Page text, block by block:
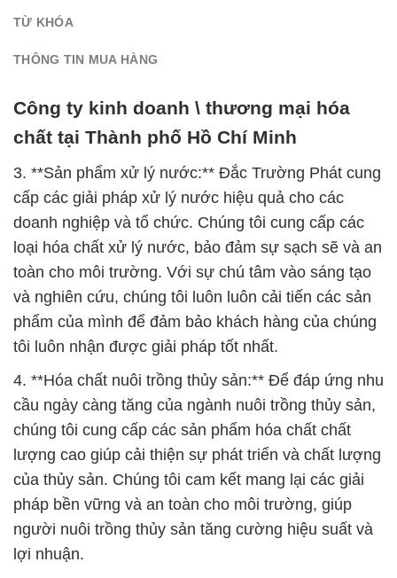
TỪ KHÓA
THÔNG TIN MUA HÀNG
Công ty kinh doanh \ thương mại hóa
chất tại Thành phố Hồ Chí Minh
3. **Sản phẩm xử lý nước:** Đắc Trường Phát cung
cấp các giải pháp xử lý nước hiệu quả cho các
doanh nghiệp và tổ chức. Chúng tôi cung cấp các
loại hóa chất xử lý nước, bảo đảm sự sạch sẽ và an
toàn cho môi trường. Với sự chú tâm vào sáng tạo
và nghiên cứu, chúng tôi luôn luôn cải tiến các sản
phẩm của mình để đảm bảo khách hàng của chúng
tôi luôn nhận được giải pháp tốt nhất.
4. **Hóa chất nuôi trồng thủy sản:** Để đáp ứng nhu
cầu ngày càng tăng của ngành nuôi trồng thủy sản,
chúng tôi cung cấp các sản phẩm hóa chất chất
lượng cao giúp cải thiện sự phát triển và chất lượng
của thủy sản. Chúng tôi cam kết mang lại các giải
pháp bền vững và an toàn cho môi trường, giúp
người nuôi trồng thủy sản tăng cường hiệu suất và
lợi nhuận.